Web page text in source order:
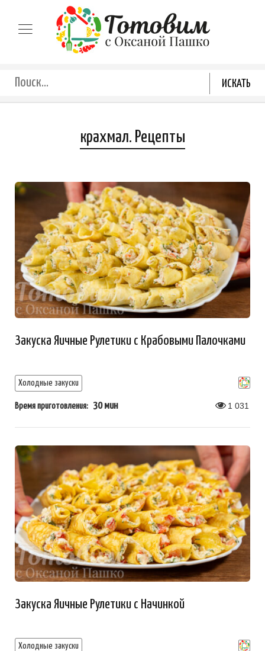
крахмал. Рецепты
Закуска Яичные Рулетики с Крабовыми Палочками
Холодные закуски
Время приготовления: 30 мин 1 031
Закуска Яичные Рулетики с Начинкой
Холодные закуски